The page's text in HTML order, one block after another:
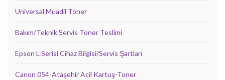
Universal Muadil Toner
Bakım/Teknik Servis Toner Teslimi
Epson L Serisi Cihaz Bilgisi/Servis Şartları
Canon 054-Ataşehir Acil Kartuş-Toner